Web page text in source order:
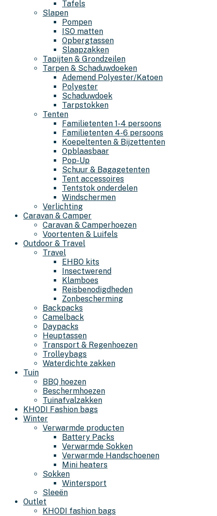
Tafels
Slapen
Pompen
ISO matten
Opbergtassen
Slaapzakken
Tapijten & Grondzeilen
Tarpen & Schaduwdoeken
Ademend Polyester/Katoen
Polyester
Schaduwdoek
Tarpstokken
Tenten
Familietenten 1-4 persoons
Familietenten 4-6 persoons
Koepeltenten & Bijzettenten
Opblaasbaar
Pop-Up
Schuur & Bagagetenten
Tent accessoires
Tentstok onderdelen
Windschermen
Verlichting
Caravan & Camper
Caravan & Camperhoezen
Voortenten & Luifels
Outdoor & Travel
Travel
EHBO kits
Insectwerend
Klamboes
Reisbenodigdheden
Zonbescherming
Backpacks
Camelback
Daypacks
Heuptassen
Transport & Regenhoezen
Trolleybags
Waterdichte zakken
Tuin
BBQ hoezen
Beschermhoezen
Tuinafvalzakken
KHODI Fashion bags
Winter
Verwarmde producten
Battery Packs
Verwarmde Sokken
Verwarmde Handschoenen
Mini heaters
Sokken
Wintersport
Sleeën
Outlet
KHODI fashion bags